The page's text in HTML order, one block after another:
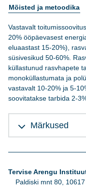
Mõisted ja metoodika
Vastavalt
20% ööpäevasest
eluaastast 15-20%),
süsivesikud 50-60%.
küllastunud rasvhapete
monoküllastumata ja
vastavalt 10-20% ja 5-
soovitatakse tarbida 2-
Märkused
Tervise Arengu
Paldiski mnt 80,